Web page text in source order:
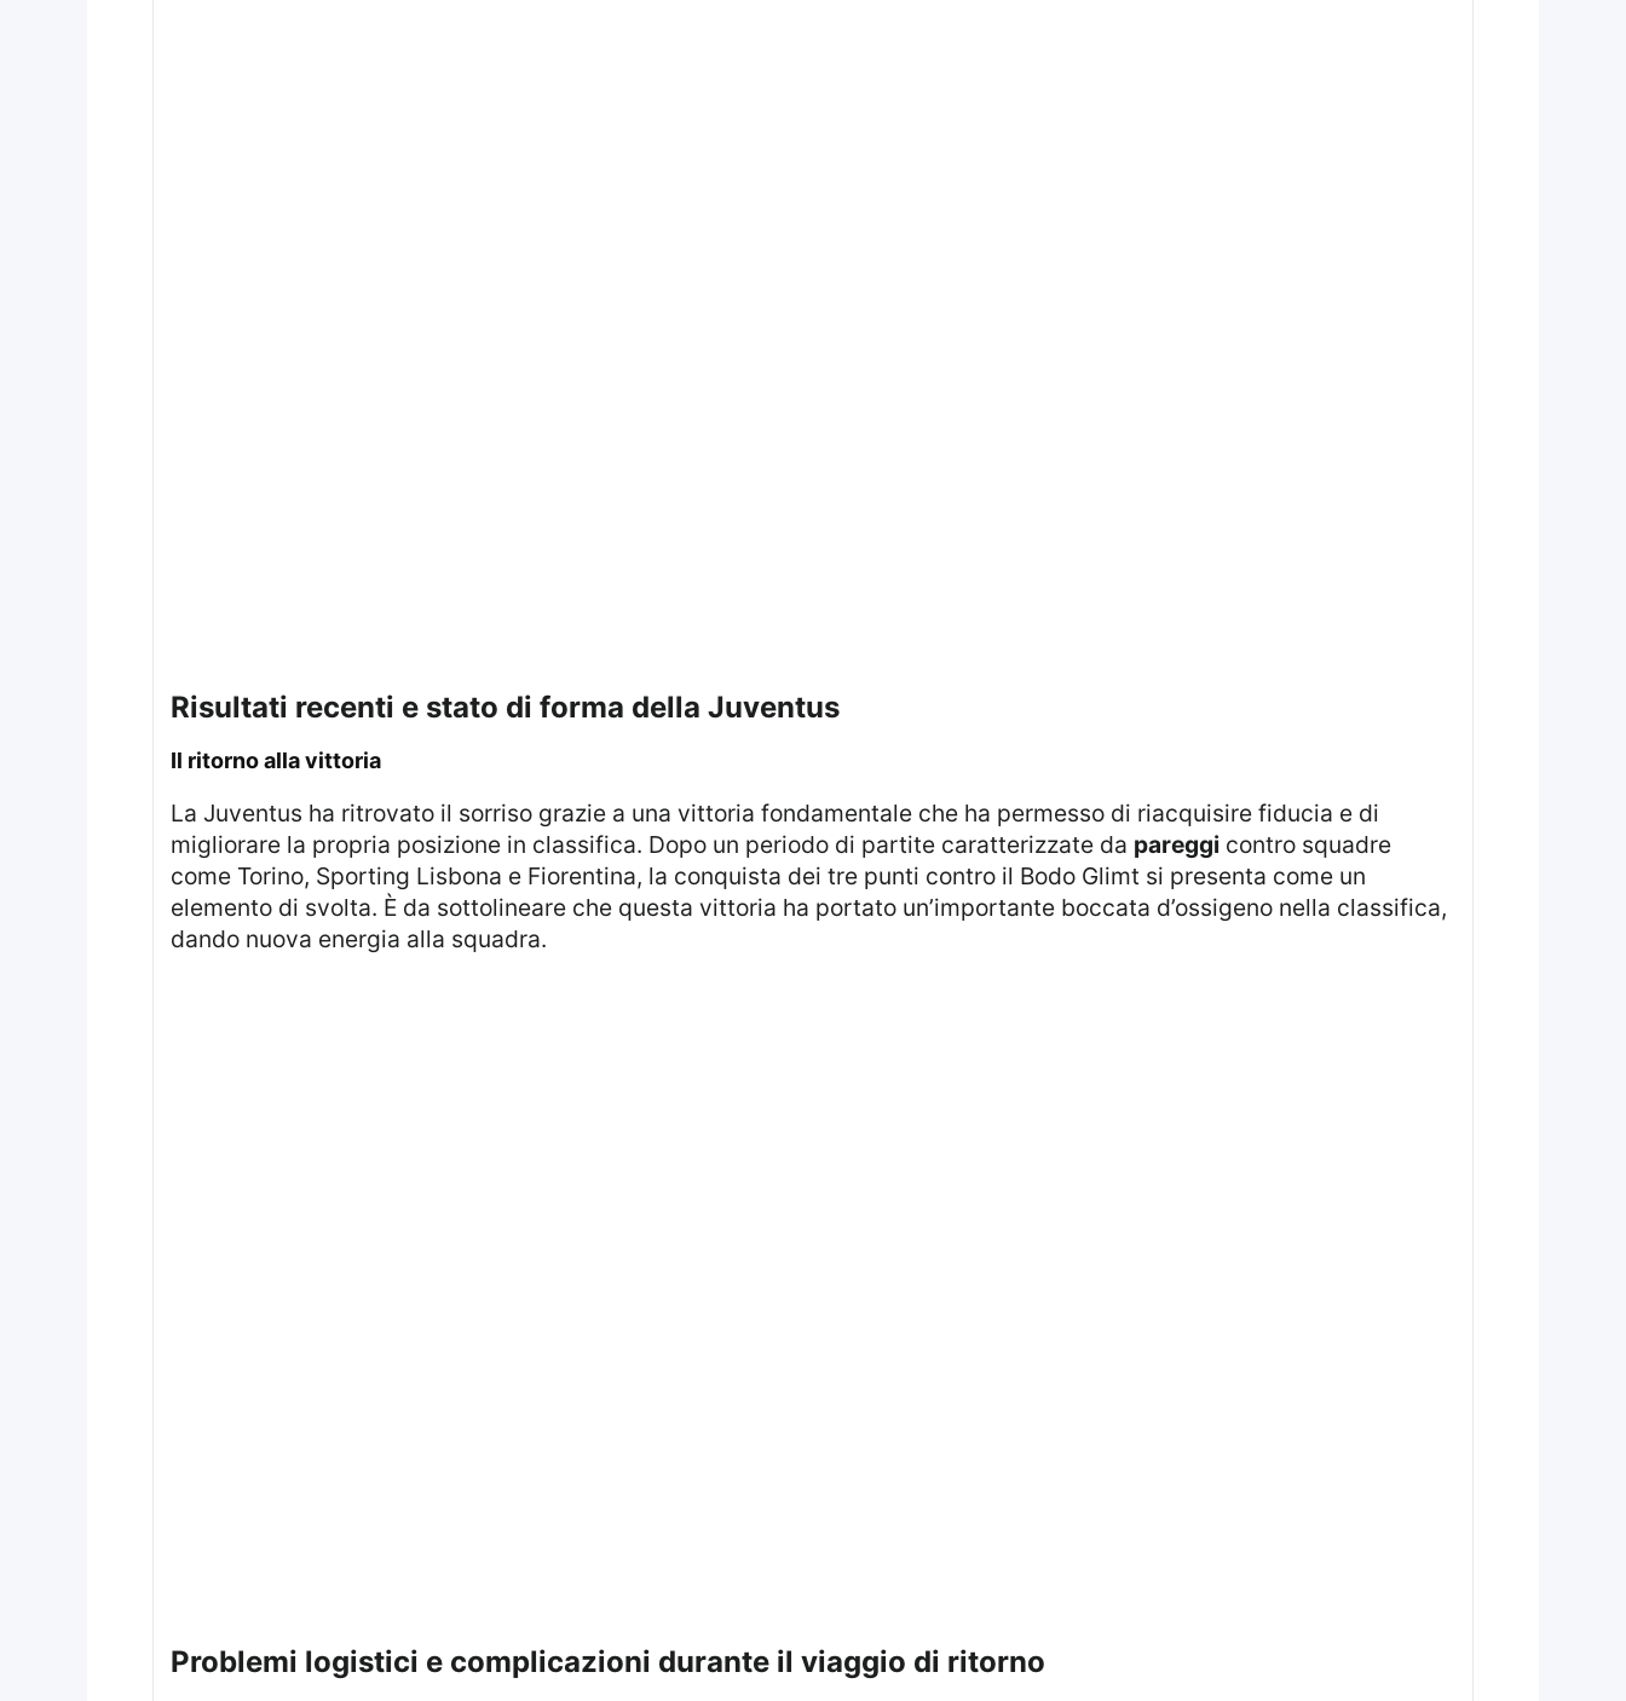
risultati recenti e stato di forma della Juventus
il ritorno alla vittoria
La Juventus ha ritrovato il sorriso grazie a una vittoria fondamentale che ha permesso di riacquisire fiducia e di
migliorare la propria posizione in classifica. Dopo un periodo di partite caratterizzate da pareggi contro squadre
come Torino, Sporting Lisbona e Fiorentina, la conquista dei tre punti contro il Bodo Glimt si presenta come un
elemento di svolta. È da sottolineare che questa vittoria ha portato un’importante boccata d’ossigeno nella classifica,
dando nuova energia alla squadra.
problemi logistici e complicazioni durante il viaggio di ritorno